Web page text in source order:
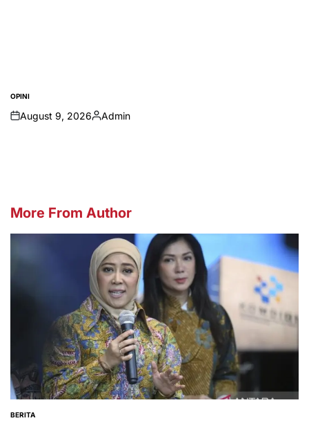
POSTED
IN
OPINI
on
August 9, 2026
Posted
Admin
More From Author
POSTED
BERITA